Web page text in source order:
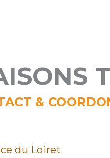
&
du Loiret